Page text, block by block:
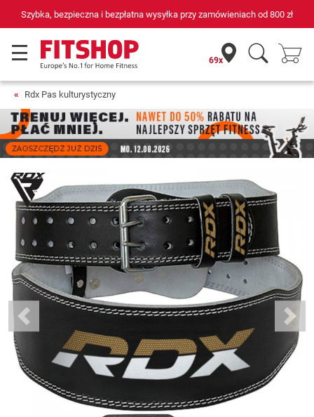
Szybka, bezpieczna i bezpłatna wysyłka przy zamówieniach od 800 zł
69x
Rdx Pas kulturystyczny
Previous Next